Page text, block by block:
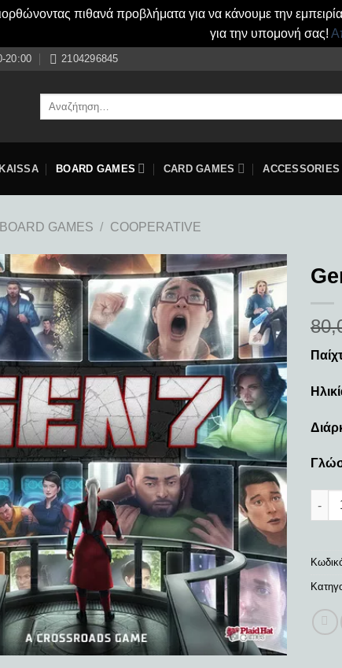
πιθανά προβλήματα για να κάνουμε την
για την υπομονή σας!
20:00 2104296845
Αναζήτηση
BOARD GAMES CARD GAMES ACCESSORIES
BOARD GAMES / COOPERATIVE
Add to
wishlist